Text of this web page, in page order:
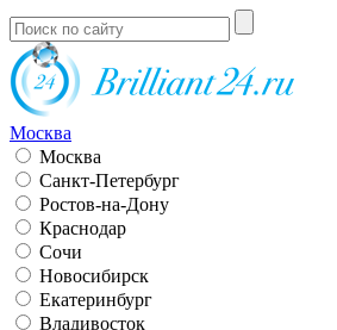
Москва
Москва
Санкт-Петербург
Ростов-на-Дону
Краснодар
Сочи
Новосибирск
Екатеринбург
Владивосток